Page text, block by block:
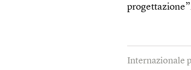
Internazionale